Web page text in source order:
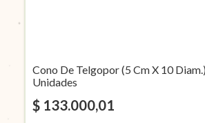
Cono De Telgopor (5 Cm X 10
Unidades
$ 133.000,01